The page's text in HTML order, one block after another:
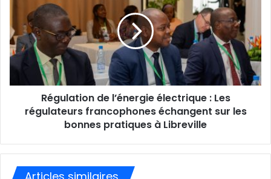
Régulation de l’énergie électrique : Les
régulateurs francophones échangent sur les
bonnes pratiques à Libreville